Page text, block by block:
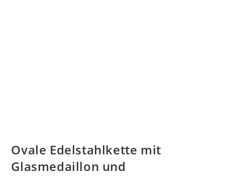
Ovale Edelstahlkette mit
Glasmedaillon und